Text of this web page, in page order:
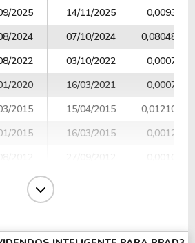
COM PAGAMENTO VALOR
2025 14/11/2025
0,009355
2024 07/10/2024
0,08048000
2022 03/10/2022
0,000700
2020 16/03/2021
0,000700
2015 15/04/2015
0,01210000
2015 16/03/2015
0,001200
2011
2010 15/03/2010
0,01280000